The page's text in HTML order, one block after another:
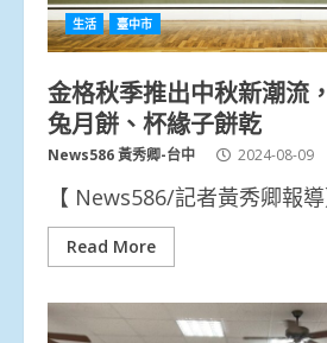
生活 臺中市
金格秋季推出中秋新潮流
兔月餅、杯緣子餅乾
News586 黃秀卿-台中 2024-08-09
【 News586/記者黃秀卿報導
Read More